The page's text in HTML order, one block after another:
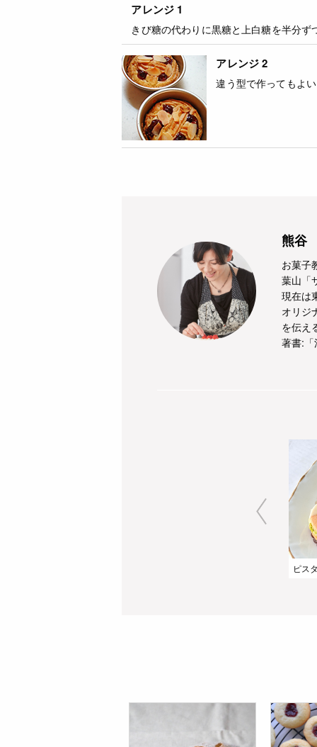
アレンジ 1
きび糖の代わりに黒糖と上白糖を半分
アレンジ 2
違う型で作ってもよ
熊谷
お菓子
葉山「
現在は
オリジ
を伝え
著書: